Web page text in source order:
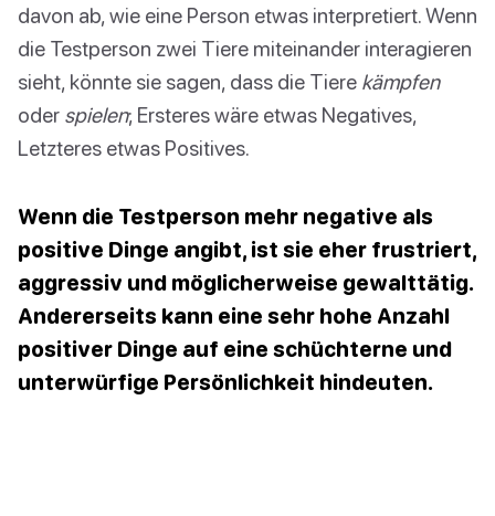
davon ab, wie eine Person etwas interpretiert. Wenn
die Testperson zwei Tiere miteinander interagieren
sieht, könnte sie sagen, dass die Tiere kämpfen
oder spielen; Ersteres wäre etwas Negatives,
Letzteres etwas Positives.
Wenn die Testperson mehr negative als
positive Dinge angibt, ist sie eher frustriert,
aggressiv und möglicherweise gewalttätig.
Andererseits kann eine sehr hohe Anzahl
positiver Dinge auf eine schüchterne und
unterwürfige Persönlichkeit hindeuten.